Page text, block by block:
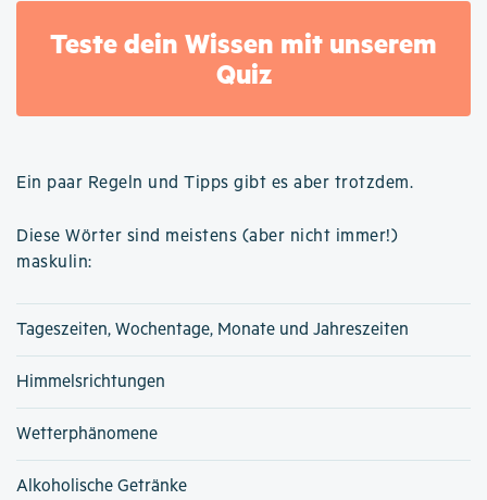
Teste dein Wissen mit unserem
Quiz
Ein paar Regeln und Tipps gibt es aber trotzdem.
Diese Wörter sind meistens (aber nicht immer!)
maskulin:
Tageszeiten, Wochentage, Monate und Jahreszeiten
Himmelsrichtungen
Wetterphänomene
Alkoholische Getränke